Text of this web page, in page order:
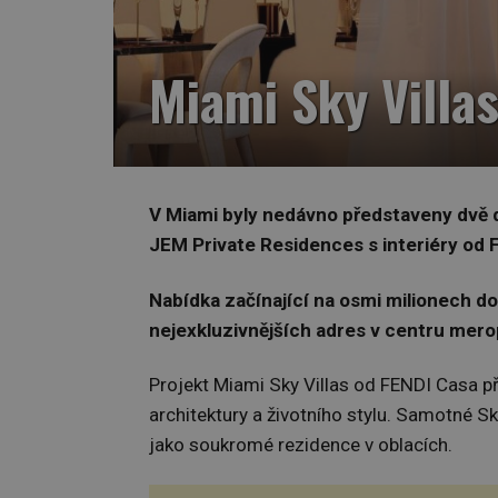
Miami Sky
V Miami byly nedávno představeny
JEM Private Residences s interiéry od
Nabídka začínající na osmi milionech
nejexkluzivnějších adres v centru
Projekt Miami Sky Villas od FENDI Casa
architektury a životního stylu. Samotné
jako soukromé rezidence v oblacích.